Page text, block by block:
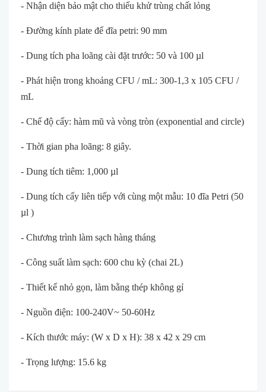
- Nhận diện bảo mật cho thiếu khử trùng chất lỏng
- Đường kính plate để đĩa petri: 90 mm
- Dung tích pha loãng cài đặt trước: 50 và 100 µl
- Phát hiện trong khoảng CFU / mL: 300-1,3 x 105 CFU /
mL
- Chế độ cấy: hàm mũ và vòng tròn (exponential and circle)
- Thời gian pha loãng: 8 giây.
- Dung tích tiêm: 1,000 µl
- Dung tích cấy liên tiếp với cùng một mẫu: 10 đĩa Petri (50
µl )
- Chương trình làm sạch hàng tháng
- Công suất làm sạch: 600 chu kỳ (chai 2L)
- Thiết kế nhỏ gọn, làm bằng thép không gỉ
- Nguồn điện: 100-240V~ 50-60Hz
- Kích thước máy: (W x D x H): 38 x 42 x 29 cm
- Trọng lượng: 15.6 kg